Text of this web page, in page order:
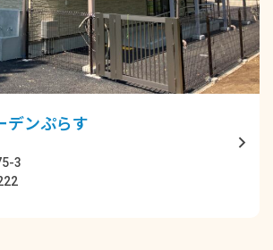
デンぷらす
3